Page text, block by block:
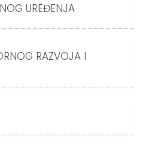
UREĐENJA
RAZVOJA I